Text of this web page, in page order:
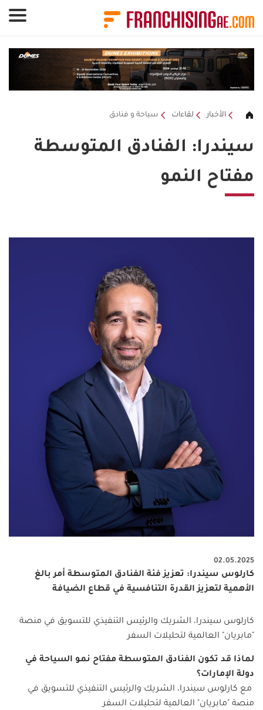
الأخبار لقاءات سياحة و فنادق
سيندرا: الفنادق المتوسطة
مفتاح النمو
02.05.2025
كارلوس سيندرا: تعزيز فئة الفنادق المتوسطة أمر بالغ
الأهمية لتعزيز القدرة التنافسية في قطاع الضيافة
كارلوس سيندرا، الشريك والرئيس التنفيذي للتسويق في منصة
"مابريان" العالمية لتحليلات السفر
لماذا قد تكون الفنادق المتوسطة مفتاح نمو السياحة في
دولة الإمارات؟
مع كارلوس سيندرا، الشريك والرئيس التنفيذي للتسويق في
منصة "مابريان" العالمية لتحليلات السفر
لوحة إدارة ملفات تعريف الارتباط